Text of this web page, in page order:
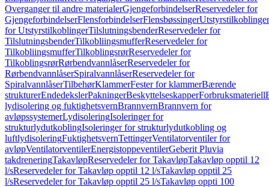
Overganger til andre materialerGjengeforbindelserReservedeler for
GjengeforbindelserFlensforbindelserFlensbøssingerUtstyrstilkoblinger
for UtstyrstilkoblingerTilslutningsbenderReservedeler for
TilslutningsbenderTilkobliingsmufferReservedeler for
TilkobliingsmufferTilkoblingsrørReservedeler for
TilkoblingsrørRørbendvannlåserReservedeler for
RørbendvannlåserSpiralvannlåserReservedeler for
SpiralvannlåserTilbehørKlammerFester for klammerBærende
strukturerEndedekslerPakningerBeskyttelseskapperForbruksmateriell
lydisolering og fuktighetsvernBrannvernBrannvern for
avløpssystemerLydisoleringIsoleringer for
strukturlydutkoblingIsoleringer for strukturlydutkobling og
luftlydisoleringFuktighetsvernTettingerVentilatorventiler for
avløpVentilatorventilerEnergistoppeventilerGeberit Pluvia
takdreneringTakavløpReservedeler for TakavløpTakavløp opptil 12
l/sReservedeler for Takavløp opptil 12 l/sTakavløp opptil 25
l/sReservedeler for Takavløp opptil 25 l/sTakavløp oppti 100